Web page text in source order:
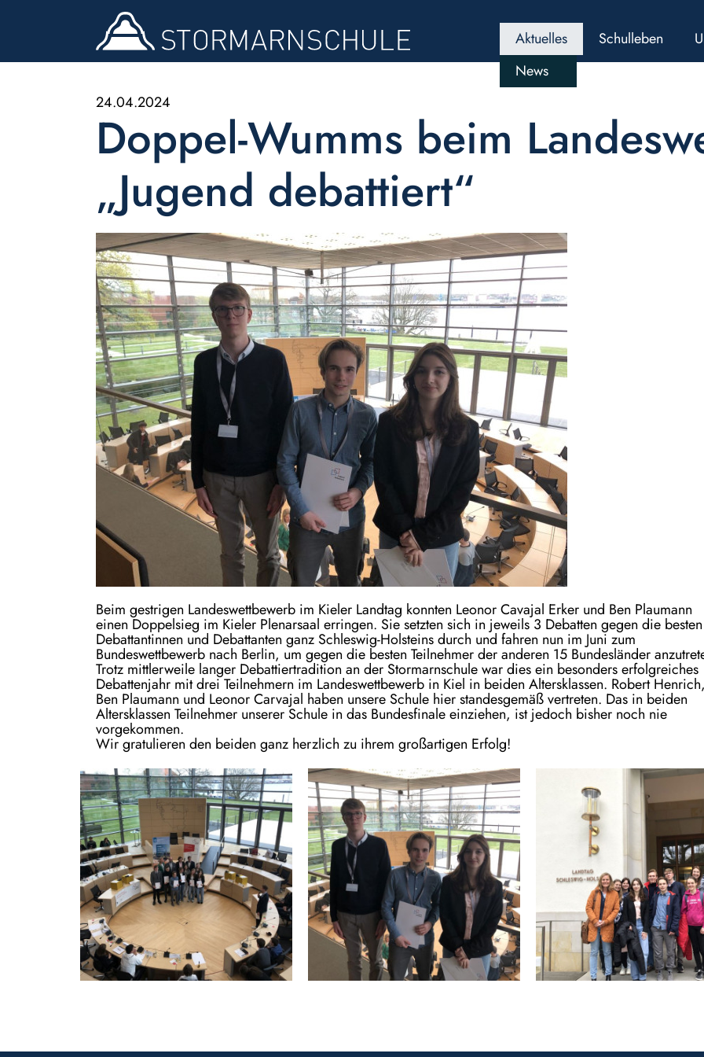
Aktuelles
News
Schulleben
24.04.2024
Doppel-Wumms beim
„Jugend debattiert“
Beim gestrigen Landeswettbewerb im Kieler Landtag konnten Leonor Cavajal Erker und Ben Plaumann
einen Doppelsieg im Kieler Plenarsaal erringen. Sie setzten sich in jeweils 3 Debatten gegen die besten
Debattantinnen und Debattanten ganz Schleswig-Holsteins durch und fahren nun im Juni zum
Bundeswettbewerb nach Berlin, um gegen die besten Teilnehmer der anderen 15 Bundesländer
Trotz mittlerweile langer Debattiertradition an der Stormarnschule war dies ein besonders erfolgreiches
Debattenjahr mit drei Teilnehmern im Landeswettbewerb in Kiel in beiden Altersklassen. Robert Henrich,
Ben Plaumann und Leonor Carvajal haben unsere Schule hier standesgemäß vertreten. Das in beiden
Altersklassen Teilnehmer unserer Schule in das Bundesfinale einziehen, ist jedoch bisher noch nie
vorgekommen.
Wir gratulieren den beiden ganz herzlich zu ihrem großartigen Erfolg!